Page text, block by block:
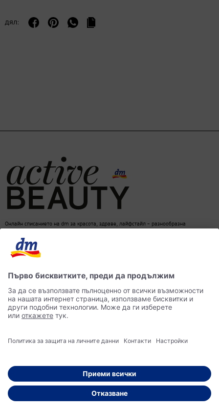
дял:
Онлайн списанието на dm за красота, здраве, лайфстайл – разнообразна
dm онлайн магазин Контакти Лични данни
достъпност
© 2026 dm България ЕООД Моят магазин за козметика, парфюмерия, бебешки
продукти, здравословно хранене, стоки за дома, храна за домашни любимци и много
други.